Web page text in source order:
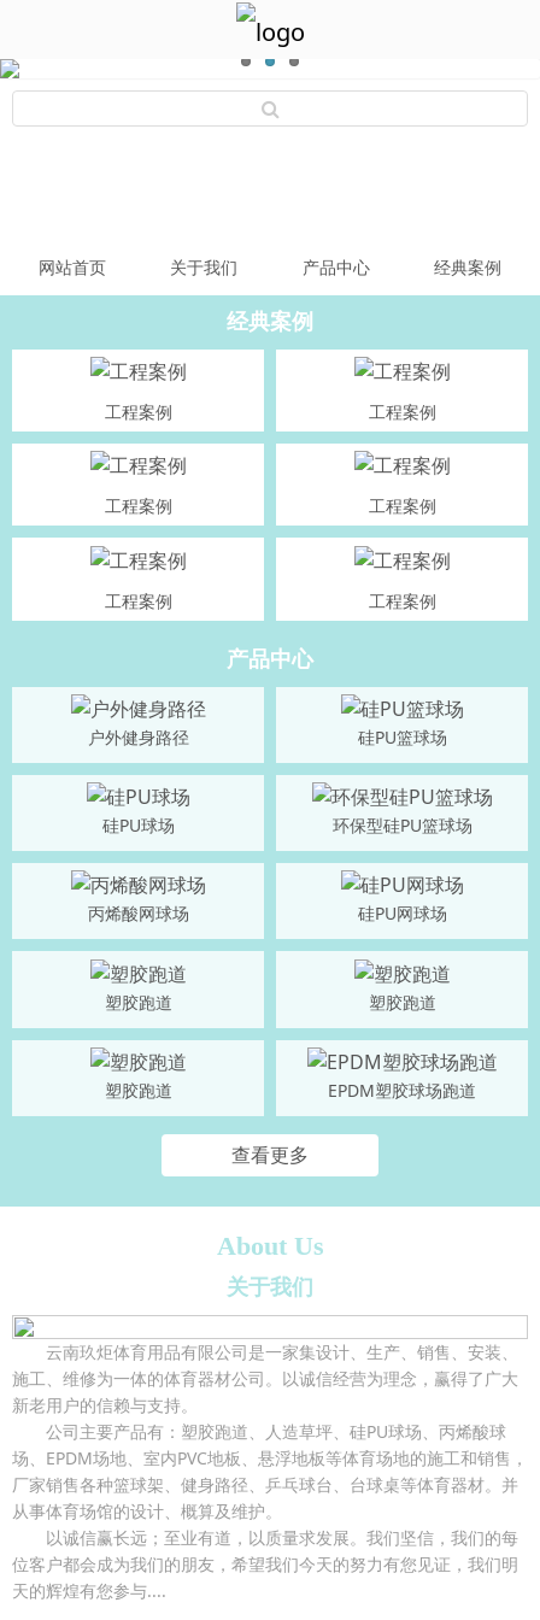
网站首页 关于我们 产品中心 经典案例
经典案例
工程案例 工程案例
工程案例 工程案例
工程案例 工程案例
产品中心
户外健身路径 硅PU篮球场
硅PU球场 环保型硅PU篮球场
丙烯酸网球场 硅PU网球场
塑胶跑道 塑胶跑道
塑胶跑道 EPDM塑胶球场跑道
查看更多
About Us
关于我们
云南玖炬体育用品有限公司是一家集设计、生产、销售、安装、
施工、维修为一体的体育器材公司。以诚信经营为理念，赢得了广大
新老用户的信赖与支持。
公司主要产品有：塑胶跑道、人造草坪、硅PU球场、丙烯酸球
场、EPDM场地、室内PVC地板、悬浮地板等体育场地的施工和销售，
厂家销售各种篮球架、健身路径、乒乓球台、台球桌等体育器材。并
从事体育场馆的设计、概算及维护。
以诚信赢长远；至业有道，以质量求发展。我们坚信，我们的每
位客户都会成为我们的朋友，希望我们今天的努力有您见证，我们明
天的辉煌有您参与....